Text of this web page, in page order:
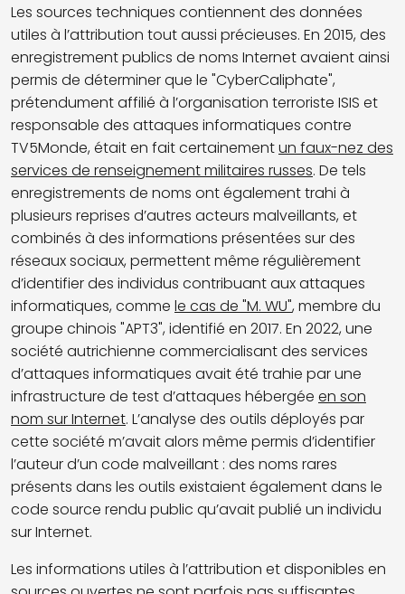
Les sources techniques contiennent des données
utiles à l’attribution tout aussi précieuses. En 2015, des
enregistrement publics de noms Internet avaient ainsi
permis de déterminer que le "CyberCaliphate",
prétendument affilié à l’organisation terroriste ISIS et
responsable des attaques informatiques contre
TV5Monde, était en fait certainementun faux-nez des
services de renseignement militaires russes. De tels
enregistrements de noms ont également trahi à
plusieurs reprises d’autres acteurs malveillants, et
combinés à des informations présentées sur des
réseaux sociaux, permettent même régulièrement
d’identifier des individus contribuant aux attaques
informatiques, comme le cas de "M. WU", membre du
groupe chinois "APT3", identifié en 2017. En 2022, une
société autrichienne commercialisant des services
d’attaques informatiques avait été trahie par une
infrastructure de test d’attaques hébergée en son
nom sur Internet. L’analyse des outils déployés par
cette société m’avait alors même permis d’identifier
l’auteur d’un code malveillant : des noms rares
présents dans les outils existaient également dans le
code source rendu public qu’avait publié un individu
sur Internet.
Les informations utiles à l’attribution et disponibles en